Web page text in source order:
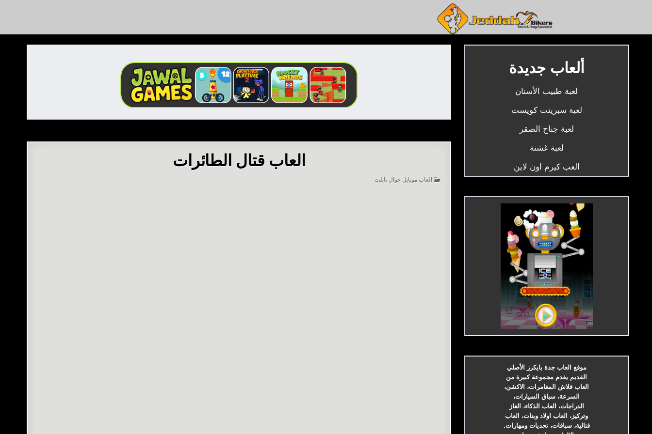
العاب قتال الطائرات
POSTED
العاب موبايل جوال تابلت
ألعاب جديدة
لعبة طبيب الأسنان
لعبة سبرينت كويست
لعبة جناح الصقر
لعبة غشنة
العب كيرم اون لاين
موقع العاب جدة بايكرز الأصلي
القديم يقدم مجموعة كبيرة من
العاب فلاش المغامرات، الاكشن،
السرعة، سباق السيارات،
الدراجات، العاب الذكاء، الغاز
وتركيز، العاب اولاد وبنات، العاب
قتالية، سباقات، تحديات ومهارات.